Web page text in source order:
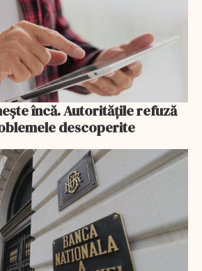
încă. Autoritățile refuză
descoperite